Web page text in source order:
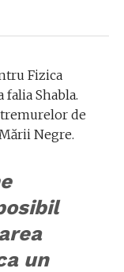
Fizica
Shabla.
de
Negre.
un